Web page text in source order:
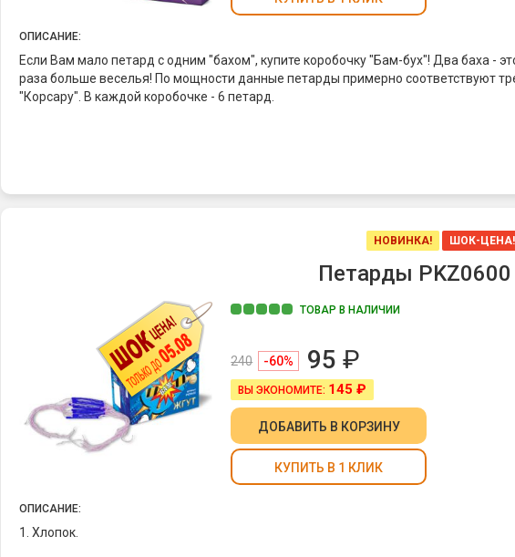
ОПИСАНИЕ:
Если Вам мало петард с одним "бахом", купите коробочку "Бам-бух"! Два баха -
раза больше веселья! По мощности данные петарды примерно соответствуют
"Корсару". В каждой коробочке - 6 петард.
НОВИНКА! ШОК-ЦЕНА!
Петарды
ТОВАР В НАЛИЧИИ
240 -60% 95 ₽
ВЫ ЭКОНОМИТЕ: 145 ₽
ДОБАВИТЬ В КОРЗИНУ
КУПИТЬ В 1 КЛИК
ОПИСАНИЕ:
1. Хлопок.